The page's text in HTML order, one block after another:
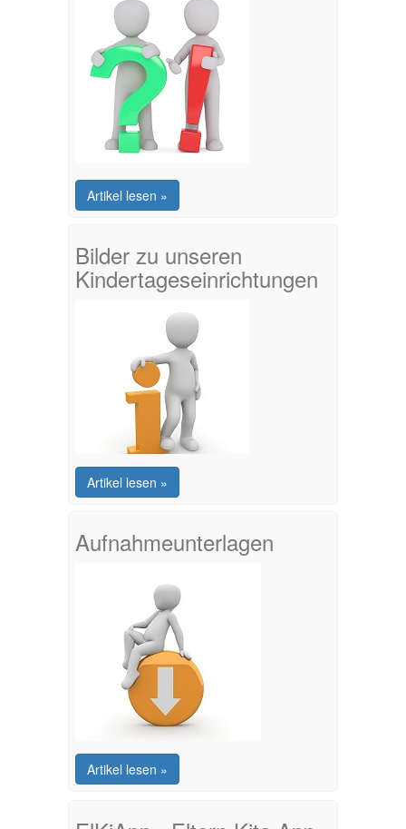
Artikel lesen »
Bilder zu unseren
Kindertageseinrichtungen
Artikel lesen »
Aufnahmeunterlagen
Artikel lesen »